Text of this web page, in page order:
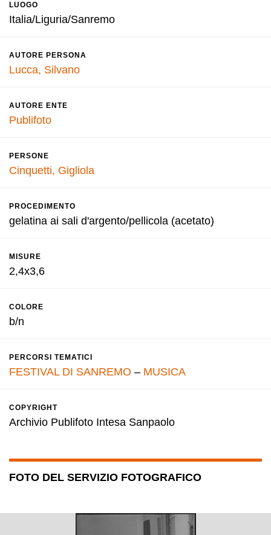
LUOGO
Italia/Liguria/Sanremo
AUTORE PERSONA
Lucca, Silvano
AUTORE ENTE
Publifoto
PERSONE
Cinquetti, Gigliola
PROCEDIMENTO
gelatina ai sali d'argento/pellicola (acetato)
MISURE
2,4x3,6
COLORE
b/n
PERCORSI TEMATICI
FESTIVAL DI SANREMO – MUSICA
COPYRIGHT
Archivio Publifoto Intesa Sanpaolo
FOTO DEL SERVIZIO FOTOGRAFICO